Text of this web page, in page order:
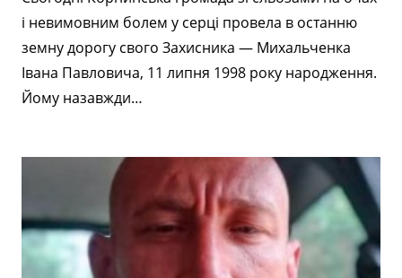
і невимовним болем у серці провела в останню
земну дорогу свого Захисника — Михальченка
Івана Павловича, 11 липня 1998 року народження.
Йому назавжди…